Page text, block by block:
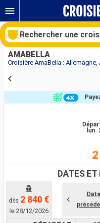
AMABELLA
lun.
DATES
dès 2 840 €
le 28/12/2026
Rechercher une
Nos destinations